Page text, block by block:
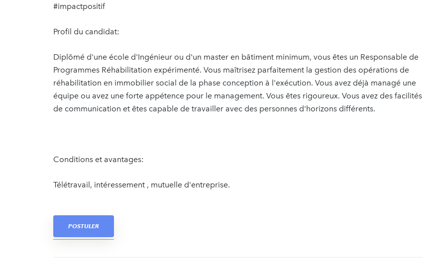
#impactpositif
Profil du candidat:
Diplômé d'une école d'Ingénieur ou d'un master en bâtiment minimum, vous êtes un Responsable de
Programmes Réhabilitation expérimenté. Vous maîtrisez parfaitement la gestion des opérations de
réhabilitation en immobilier social de la phase conception à l'exécution. Vous avez déjà managé une
équipe ou avez une forte appétence pour le management. Vous êtes rigoureux. Vous avez des facilités
de communication et êtes capable de travailler avec des personnes d'horizons différents.
Conditions et avantages:
Télétravail, intéressement , mutuelle d'entreprise.
POSTULER